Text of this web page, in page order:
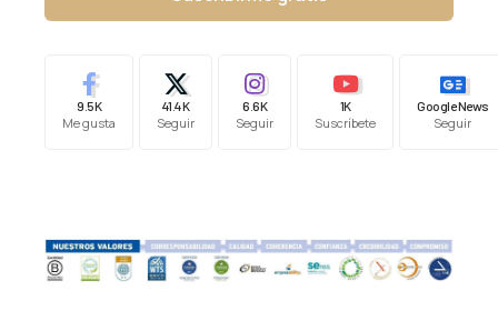
9.5K
Me gusta
41.4K
Seguir
6.6K
Seguir
1K
Suscríbete
Google News
Seguir